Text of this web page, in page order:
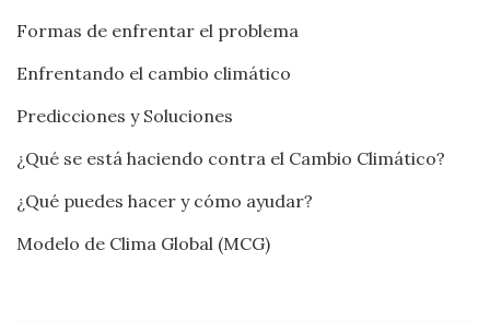
Formas de enfrentar el problema
Enfrentando el cambio climático
Predicciones y Soluciones
¿Qué se está haciendo contra el Cambio Climático?
¿Qué puedes hacer y cómo ayudar?
Modelo de Clima Global (MCG)